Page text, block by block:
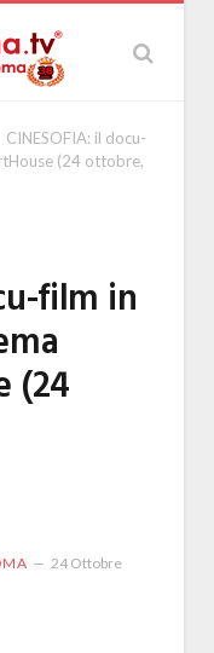
CINESOFIA: il docu-
(24 ottobre,
film in
(24
24 Ottobre